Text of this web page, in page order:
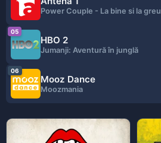
Power Couple - La bine si la greu
05
HBO 2
Jumanji: Aventură în junglă
06
Mooz Dance
Moozmania